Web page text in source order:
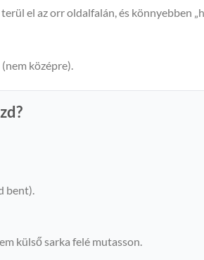
el az orr oldalfalán, és könnyebben
középre).
bent).
külső sarka felé mutasson.